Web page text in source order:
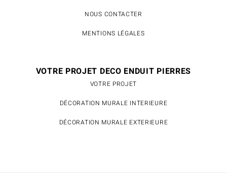
NOUS CONTACTER
MENTIONS LÉGALES
VOTRE PROJET DECO ENDUIT PIERRES
VOTRE PROJET
DÉCORATION MURALE INTERIEURE
DÉCORATION MURALE EXTERIEURE